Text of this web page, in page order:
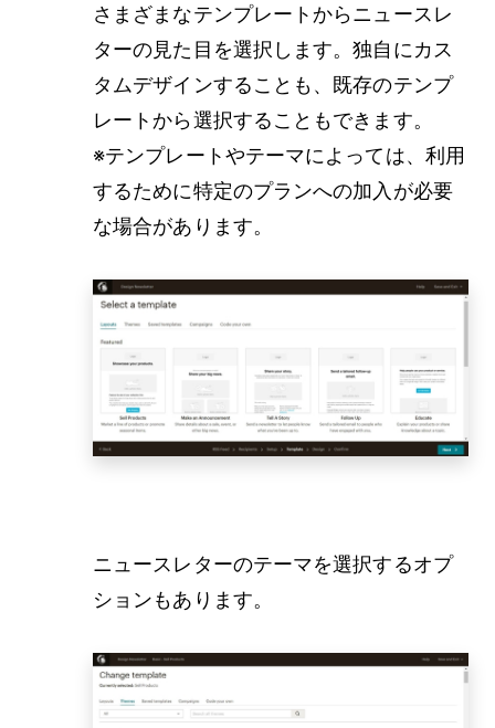
さまざまなテンプレートからニュースレ
ターの見た目を選択します。独自にカス
タムデザインすることも、既存のテンプ
レートから選択することもできます。
※テンプレートやテーマによっては、利用
するために特定のプランへの加入が必要
な場合があります。
ニュースレターのテーマを選択するオプ
ションもあります。